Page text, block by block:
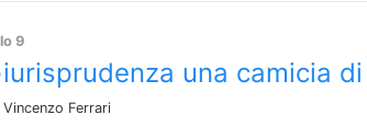
9
una camicia
Vincenzo Ferrari